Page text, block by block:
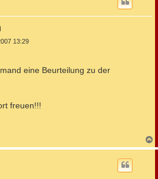
13:29
eine Beurteilung zu der
freuen!!!
a